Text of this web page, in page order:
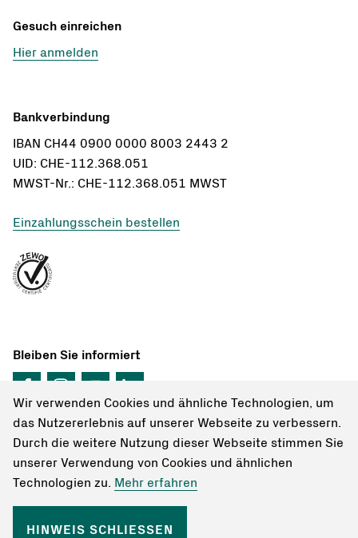
Gesuch einreichen
Hier anmelden
Bankverbindung
IBAN CH44 0900 0000 8003 2443 2
UID: CHE-112.368.051
MWST-Nr.: CHE-112.368.051 MWST
Einzahlungsschein bestellen
Bleiben Sie informiert
© Schweizer Berghilfe 2026
Kontakt
Datenschutzerklärung
Berghilfe Magazin bestellen
Wir verwenden Cookies und ähnliche Technologien, um
das Nutzererlebnis auf unserer Webseite zu verbessern.
Durch die weitere Nutzung dieser Webseite stimmen Sie
unserer Verwendung von Cookies und ähnlichen
Technologien zu. Mehr erfahren
HINWEIS SCHLIESSEN